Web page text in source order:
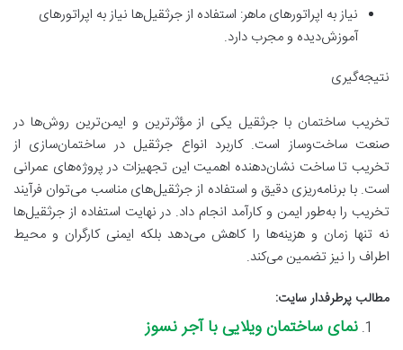
نیاز به اپراتورهای ماهر: استفاده از جرثقیل‌ها نیاز به اپراتورهای
آموزش‌دیده و مجرب دارد.
نتیجه‌گیری
تخریب ساختمان با جرثقیل یکی از مؤثرترین و ایمن‌ترین روش‌ها در
صنعت ساخت‌وساز است. کاربرد انواع جرثقیل در ساختمان‌سازی از
تخریب تا ساخت نشان‌دهنده اهمیت این تجهیزات در پروژه‌های عمرانی
است. با برنامه‌ریزی دقیق و استفاده از جرثقیل‌های مناسب می‌توان فرآیند
تخریب را به‌طور ایمن و کارآمد انجام داد. در نهایت استفاده از جرثقیل‌ها
نه تنها زمان و هزینه‌ها را کاهش می‌دهد بلکه ایمنی کارگران و محیط
اطراف را نیز تضمین می‌کند.
مطالب پرطرفدار سایت:
نمای ساختمان ویلایی با آجر نسوز